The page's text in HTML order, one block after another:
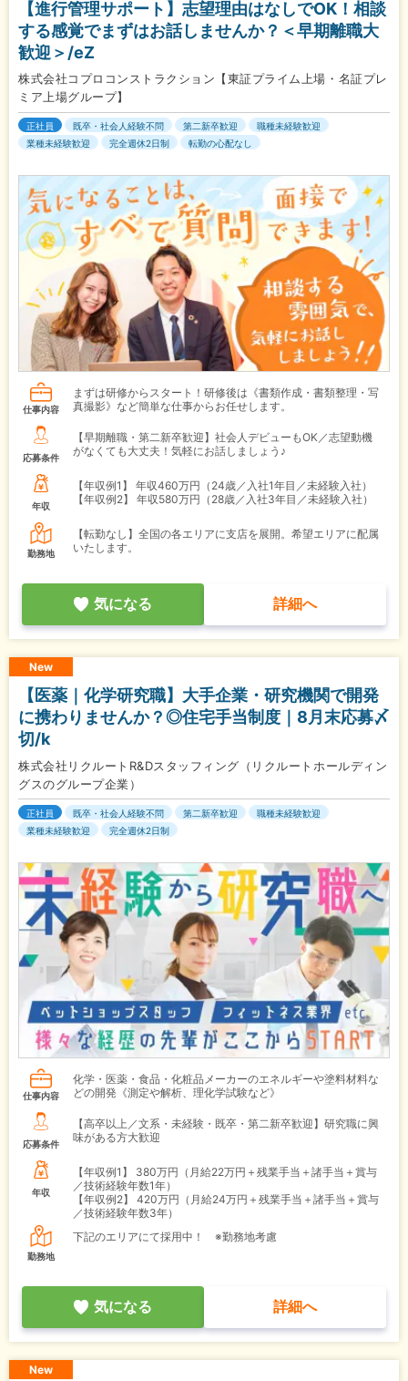
【進行管理サポート】志望理由はなしでOK！相談
する感覚でまずはお話しませんか？＜早期離職大
歓迎＞/eZ
株式会社コプロコンストラクション【東証プライム上場・名証プレ
ミア上場グループ】
正社員 既卒・社会人経験不問 第二新卒歓迎
職種未経験歓迎
業種未経験歓迎
完全週休2日制 転勤の心配なし
仕事内容
まずは研修からスタート！研修後は《書類作成・書類整理・写
真撮影》など簡単な仕事からお任せします。
応募条件
【早期離職・第二新卒歓迎】社会人デビューもOK／志望動機
がなくても大丈夫！気軽にお話しましょう♪
年収
【年収例1】
年収460万円（24歳／入社1年目／未経験入社）
【年収例2】
年収580万円（28歳／入社3年目／未経験入社）
勤務地
【転勤なし】全国の各エリアに支店を展開。希望エリアに配属
いたします。
気になる 詳細へ
New
【医薬｜化学研究職】大手企業・研究機関で開発
に携わりませんか？◎住宅手当制度｜8月末応募〆
切/k
株式会社リクルートR&Dスタッフィング（リクルートホールディン
グスのグループ企業）
正社員 既卒・社会人経験不問 第二新卒歓迎
職種未経験歓迎
業種未経験歓迎
完全週休2日制
仕事内容
化学・医薬・食品・化粧品メーカーのエネルギーや塗料材料な
どの開発《測定や解析、理化学試験など》
応募条件
【高卒以上／文系・未経験・既卒・第二新卒歓迎】研究職に興
味がある方大歓迎
年収
【年収例1】
380万円（月給22万円＋残業手当＋諸手当＋賞与
／技術経験年数1年）
【年収例2】
420万円（月給24万円＋残業手当＋諸手当＋賞与
／技術経験年数3年）
勤務地
下記のエリアにて採用中！ ※勤務地考慮
気になる 詳細へ
New